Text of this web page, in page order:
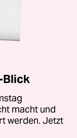
Blick
macht und
werden. Jetzt